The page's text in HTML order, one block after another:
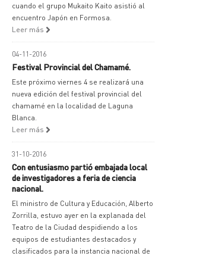
cuando el grupo Mukaito Kaito asistió al
encuentro Japón en Formosa.
Leer más
04-11-2016
Festival Provincial del Chamamé.
Este próximo viernes 4 se realizará una
nueva edición del festival provincial del
chamamé en la localidad de Laguna
Blanca.
Leer más
31-10-2016
Con entusiasmo partió embajada local
de investigadores a feria de ciencia
nacional.
El ministro de Cultura y Educación, Alberto
Zorrilla, estuvo ayer en la explanada del
Teatro de la Ciudad despidiendo a los
equipos de estudiantes destacados y
clasificados para la instancia nacional de